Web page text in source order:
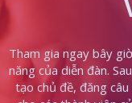
Tham gia ngay bây
năng của diễn đàn.
tạo chủ đề, đăng